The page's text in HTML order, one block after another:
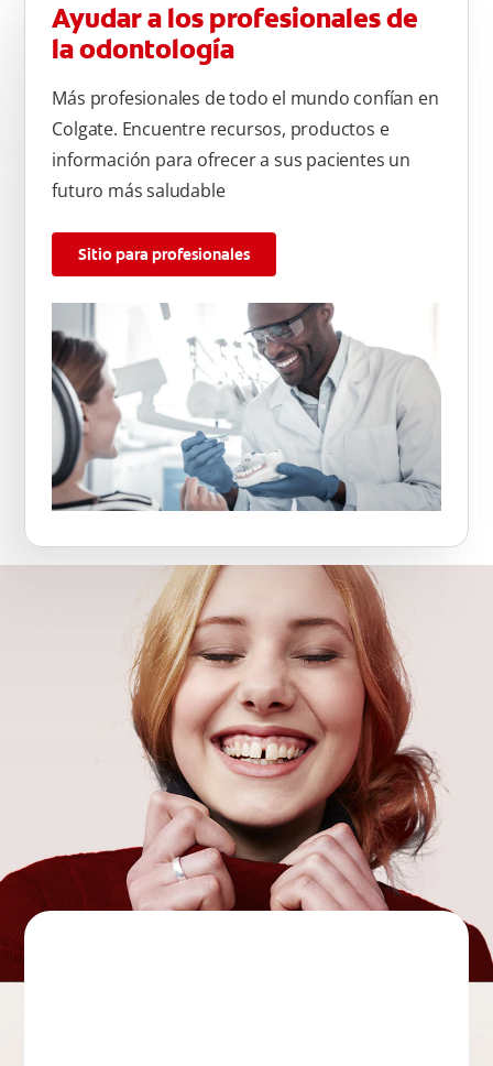
Ayudar a los profesionales de
la odontología
Más profesionales de todo el mundo confían en
Colgate. Encuentre recursos, productos e
información para ofrecer a sus pacientes un
futuro más saludable
Sitio para profesionales